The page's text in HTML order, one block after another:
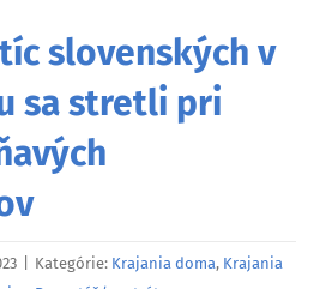
slovenských v
sa stretli pri
Kategórie: Krajania doma, Krajania